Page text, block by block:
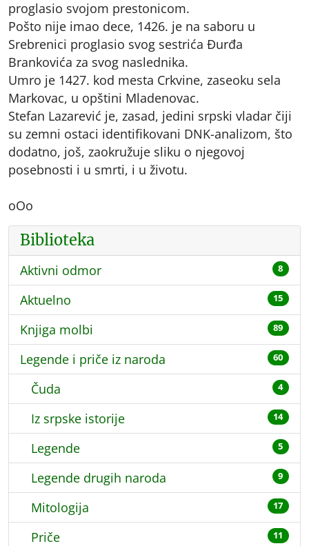
proglasio svojom prestonicom.
Pošto nije imao dece, 1426. je na saboru u
Srebrenici proglasio svog sestrića Ðurđa
Brankovića za svog naslednika.
Umro je 1427. kod mesta Crkvine, zaseoku sela
Markovac, u opštini Mladenovac.
Stefan Lazarević je, zasad, jedini srpski vladar čiji
su zemni ostaci identifikovani DNK-analizom, što
dodatno, još, zaokružuje sliku o njegovoj
posebnosti i u smrti, i u životu.
oOo
Biblioteka
Aktivni odmor 8
Aktuelno 15
Knjiga molbi 89
Legende i priče iz naroda 60
Čuda 4
Iz srpske istorije 14
Legende 5
Legende drugih naroda 9
Mitologija 17
Priče 11